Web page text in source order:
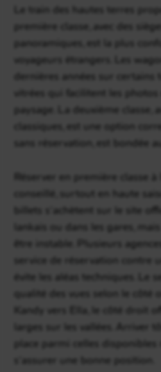
Le train des hautes terres
première classe, avec des
panoramiques, est la plus
voyageurs étrangers. Les
dernières années sur certains
vitrées qui facilitent les
paysage. La deuxième classe,
classiques, est une option
sans réservation, est bondée
Réserver en première classe
conseillé, surtout en haute
billets s’achètent sur le site
lankais ou dans les gares,
être instable. Plusieurs
service de réservation contre
évite les aléas techniques. Le
qualité des vues selon le côté
Kandy vers Ella, le côté droit
larges sur les vallées. Arriver
place parmi celles
s’assurer une bonne position.